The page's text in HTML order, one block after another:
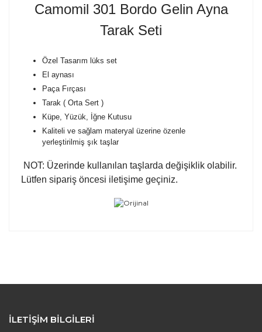
Camomil 301 Bordo Gelin Ayna
Tarak Seti
Özel Tasarım lüks set
El aynası
Paça Fırçası
Tarak ( Orta Sert )
Küpe, Yüzük, İğne Kutusu
Kaliteli ve sağlam materyal üzerine özenle
yerleştirilmiş şık taşlar
NOT: Üzerinde kullanılan taşlarda değişiklik olabilir.
Lütfen sipariş öncesi iletişime geçiniz.
Yorum Yaz
Ürün açıklamasında eksik bilgiler bulunuyor.
İLETİŞİM BİLGİLERİ